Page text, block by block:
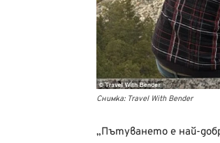
Снимка: Travel With Bender
„Пътуването е най-